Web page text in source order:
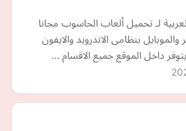
لـ تحميل ألعاب الحاسوب مجانا
بنظامى الاندرويد والايفون
داخل الموقع جميع الاقسام …